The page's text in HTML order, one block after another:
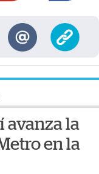
avanza la
en la